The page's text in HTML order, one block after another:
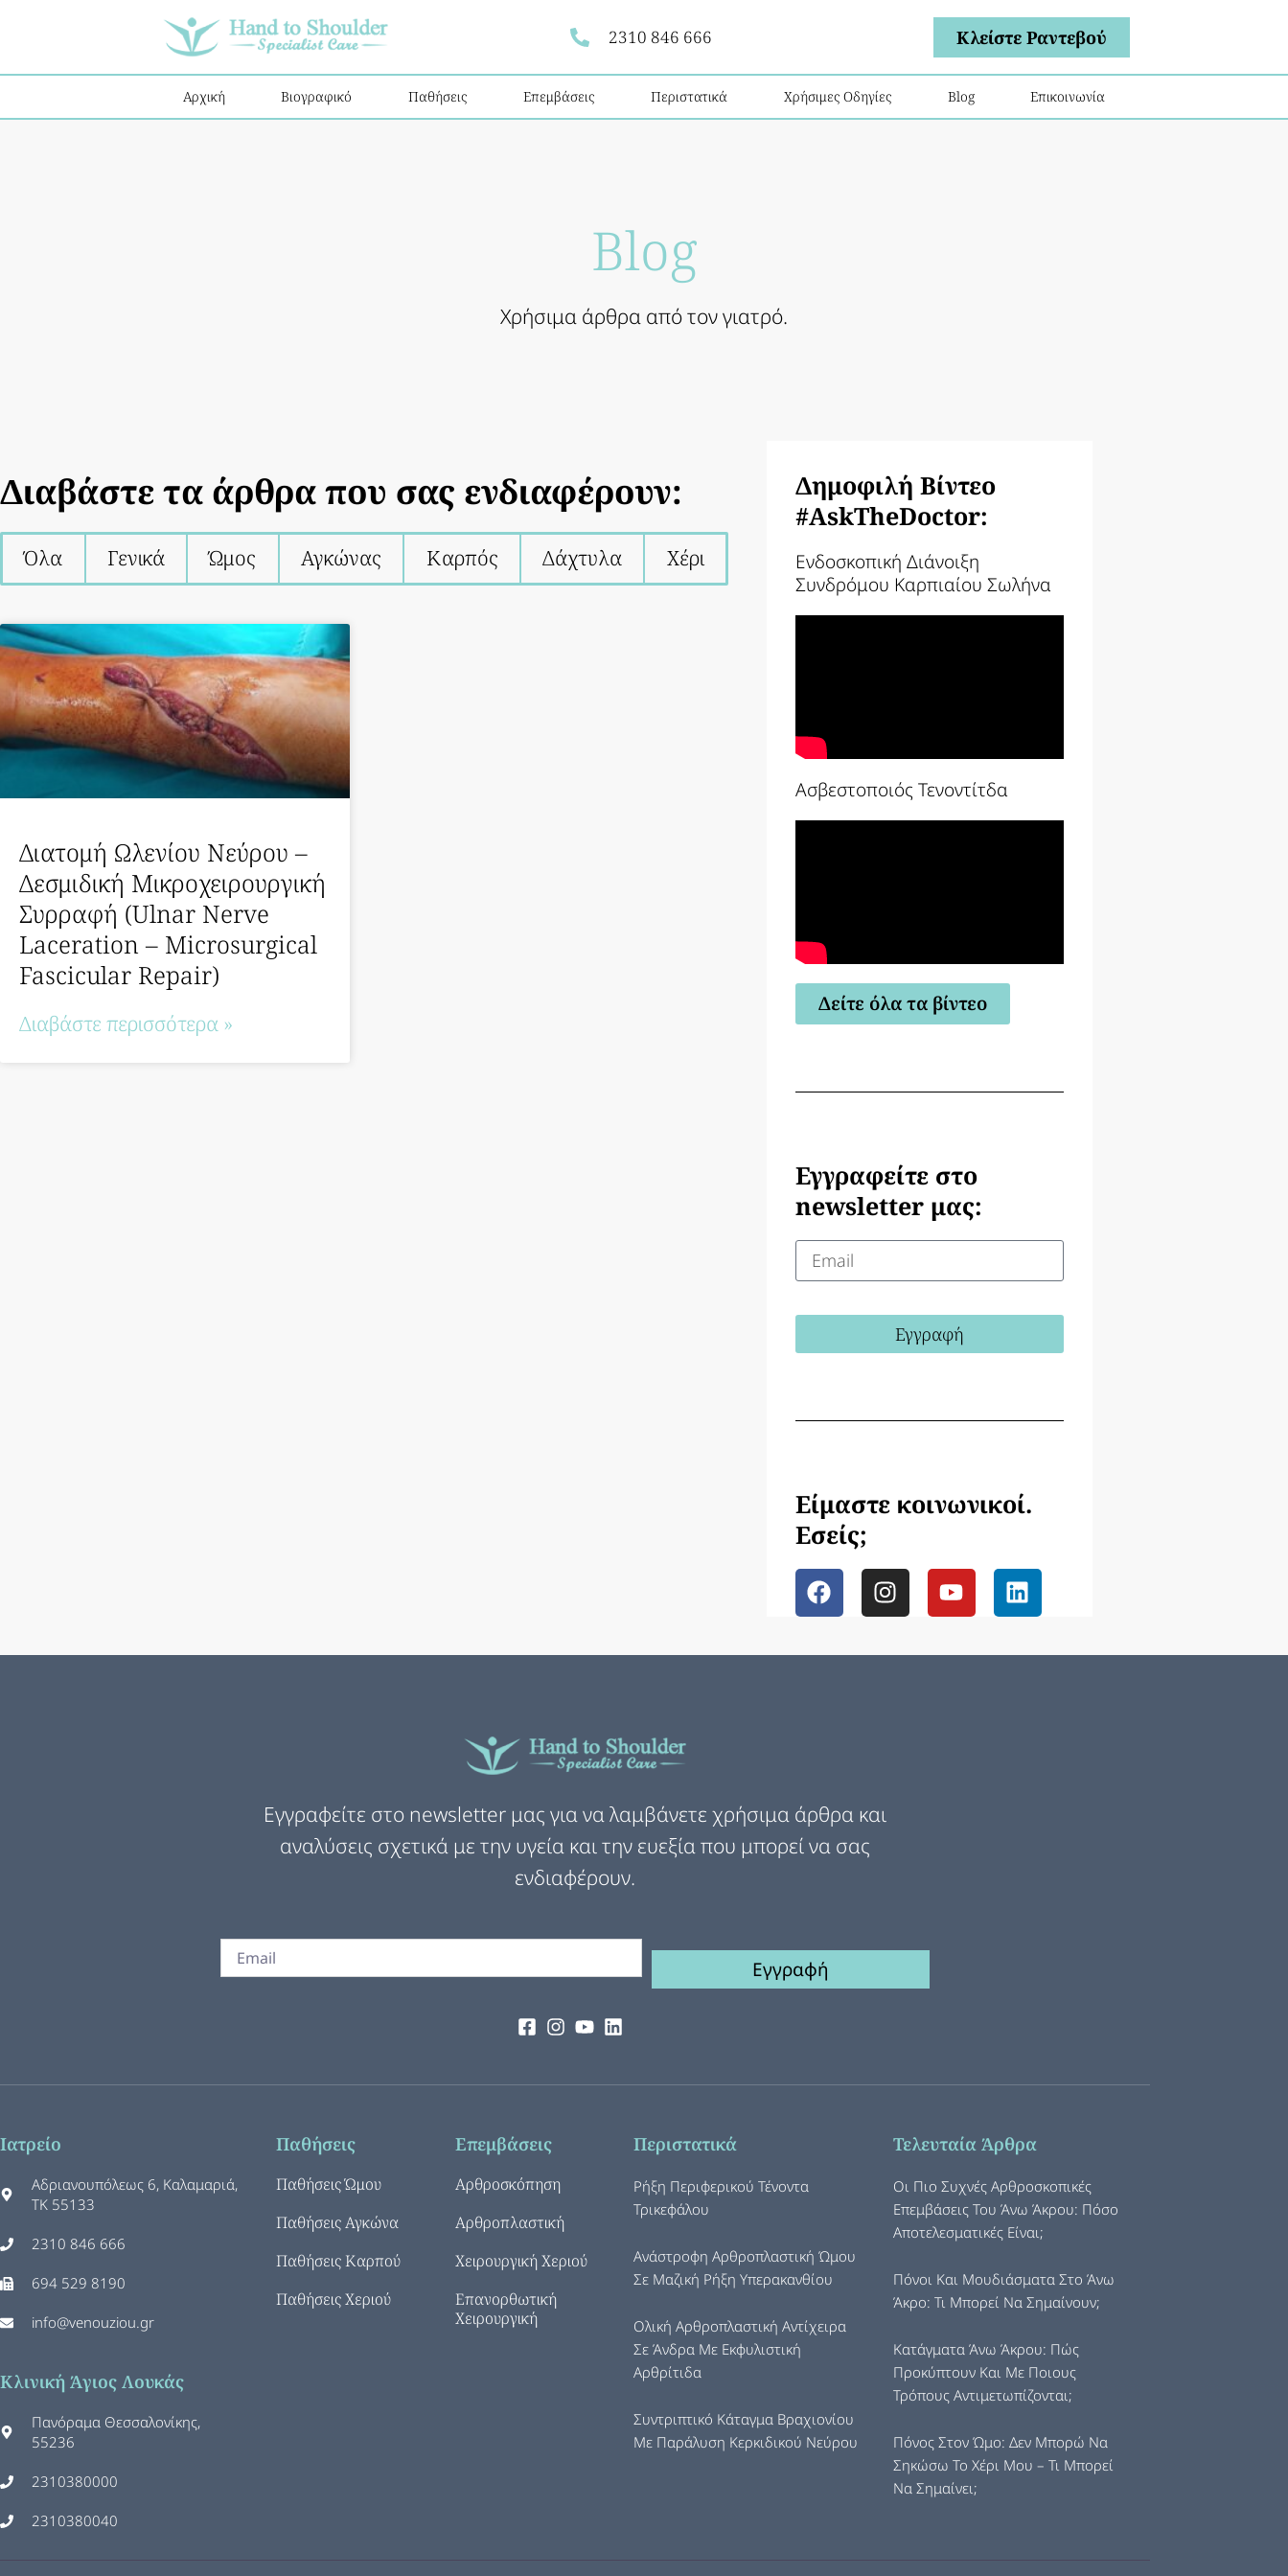
2310 846 666 Κλείστε Ραντεβού
Αρχική Βιογραφικό Παθήσεις Επεμβάσεις Περιστατικά Χρήσιμες Οδηγίες Blog Επικοινωνία
Blog
Χρήσιμα άρθρα από τον γιατρό.
Διαβάστε τα άρθρα που σας ενδιαφέρουν:
Όλα Γενικά Ώμος Αγκώνας Καρπός Δάχτυλα Χέρι
Διατομή Ωλενίου Νεύρου –
Δεσμιδική Μικροχειρουργική
Συρραφή (Ulnar Nerve
Laceration – Microsurgical
Fascicular Repair)
Διαβάστε περισσότερα »
Δημοφιλή Βίντεο
#AskTheDoctor:
Ενδοσκοπική Διάνοιξη
Συνδρόμου Καρπιαίου Σωλήνα
Ασβεστοποιός Τενοντίτδα
Δείτε όλα τα βίντεο
Εγγραφείτε στο
newsletter μας:
Εγγραφή
Είμαστε κοινωνικοί.
Εσείς;
Εγγραφείτε στο newsletter μας για να λαμβάνετε χρήσιμα άρθρα και
αναλύσεις σχετικά με την υγεία και την ευεξία που μπορεί να σας
ενδιαφέρουν.
Εγγραφή
Ιατρείο
Αδριανουπόλεως 6, Καλαμαριά,
ΤΚ 55133
2310 846 666
694 529 8190
info@venouziou.gr
Κλινική Άγιος Λουκάς
Πανόραμα Θεσσαλονίκης,
55236
2310380000
2310380040
Παθήσεις
Παθήσεις Ώμου
Παθήσεις Αγκώνα
Παθήσεις Καρπού
Παθήσεις Χεριού
Επεμβάσεις
Αρθροσκόπηση
Αρθροπλαστική
Χειρουργική Χεριού
Επανορθωτική
Χειρουργική
Περιστατικά
Ρήξη Περιφερικού Τένοντα
Τρικεφάλου
Ανάστροφη Αρθροπλαστική Ώμου
Σε Μαζική Ρήξη Υπερακανθίου
Ολική Αρθροπλαστική Αντίχειρα
Σε Άνδρα Με Εκφυλιστική
Αρθρίτιδα
Συντριπτικό Κάταγμα Βραχιονίου
Με Παράλυση Κερκιδικού Νεύρου
Τελευταία Άρθρα
Οι Πιο Συχνές Αρθροσκοπικές
Επεμβάσεις Του Άνω Άκρου: Πόσο
Αποτελεσματικές Είναι;
Πόνοι Και Μουδιάσματα Στο Άνω
Άκρο: Τι Μπορεί Να Σημαίνουν;
Κατάγματα Άνω Άκρου: Πώς
Προκύπτουν Και Με Ποιους
Τρόπους Αντιμετωπίζονται;
Πόνος Στον Ώμο: Δεν Μπορώ Να
Σηκώσω Το Χέρι Μου – Τι Μπορεί
Να Σημαίνει;